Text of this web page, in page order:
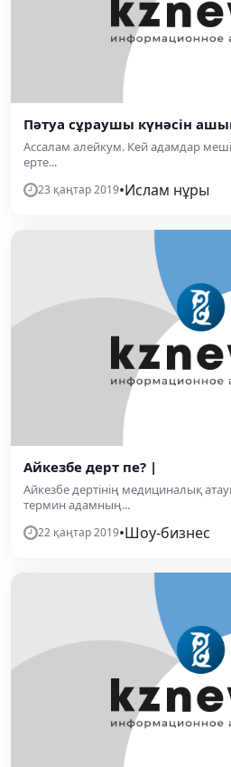
Пәтуа сұраушы күнәсін
Ассалам алейкум. Кей адамдар
ерте...
23 қаңтар 2019•Ислам нұры
Айкезбе дерт пе? |
Айкезбе дертінің медициналық
термин адамның...
22 қаңтар 2019•Шоу-бизнес